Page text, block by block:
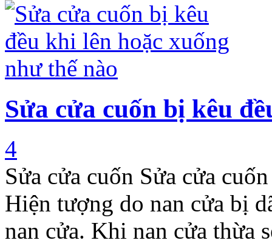
Sửa cửa cuốn bị kêu
4
Sửa cửa cuốn Sửa cửa
Hiện tượng do nan cửa bị
nan cửa. Khi nan cửa thừa